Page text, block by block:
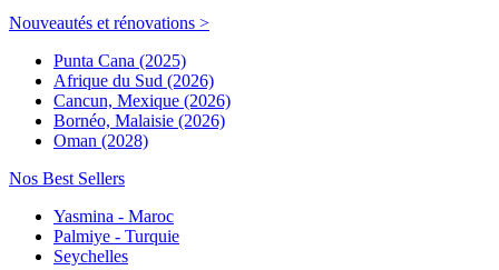
Nouveautés et rénovations >
Punta Cana (2025)
Afrique du Sud (2026)
Cancun, Mexique (2026)
Bornéo, Malaisie (2026)
Oman (2028)
Nos Best Sellers
Yasmina - Maroc
Palmiye - Turquie
Seychelles